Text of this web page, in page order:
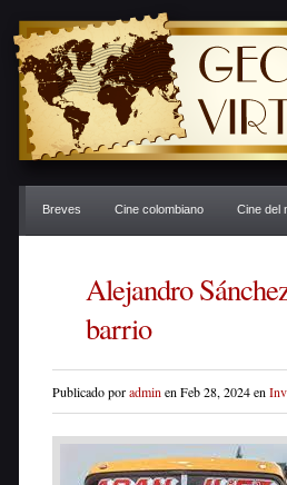
Breves Cine colombiano Cine del
Alejandro
barrio
Publicado poradmin en Feb 28, 2024 en